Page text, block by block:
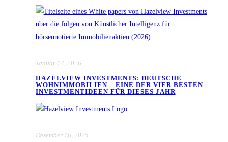
Januar 14, 2026
HAZELVIEW INVESTMENTS: DEUTSCHE
WOHNIMMOBILIEN – EINE DER VIER BESTEN
INVESTMENTIDEEN FÜR DIESES JAHR
Dezember 16, 2025